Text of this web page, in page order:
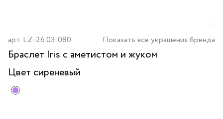
арт. LZ-26.03-080 Показать все украшения бренда
Браслет Iris с аметистом и жуком
Цвет сиреневый